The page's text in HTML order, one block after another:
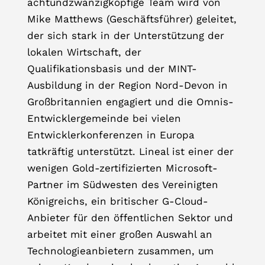
Mike Matthews (Geschäftsführer) geleitet,
der sich stark in der Unterstützung der
lokalen Wirtschaft, der
Qualifikationsbasis und der MINT-
Ausbildung in der Region Nord-Devon in
Großbritannien engagiert und die Omnis-
Entwicklergemeinde bei vielen
Entwicklerkonferenzen in Europa
tatkräftig unterstützt. Lineal ist einer der
wenigen Gold-zertifizierten Microsoft-
Partner im Südwesten des Vereinigten
Königreichs, ein britischer G-Cloud-
Anbieter für den öffentlichen Sektor und
arbeitet mit einer großen Auswahl an
Technologieanbietern zusammen, um